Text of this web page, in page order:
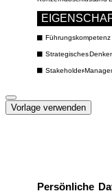
Vorlage verwenden